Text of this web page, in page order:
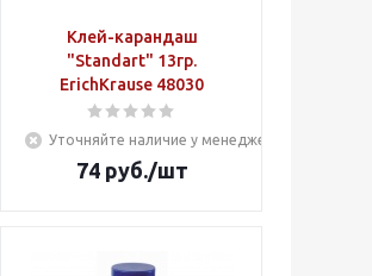
Клей-карандаш
"Standart" 13гр.
ErichKrause 48030
Уточняйте наличие у менеджера
74руб./шт